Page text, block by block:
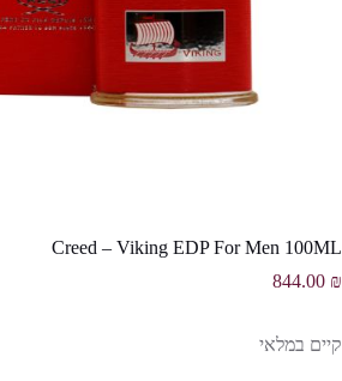
Creed – Viking EDP For Men 100ML
844.00 ₪
קיים במלאי